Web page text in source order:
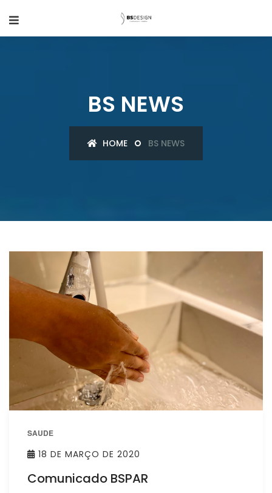
BS NEWS
HOME BS NEWS
SAUDE
18 DE MARÇO DE 2020
Comunicado BSPAR